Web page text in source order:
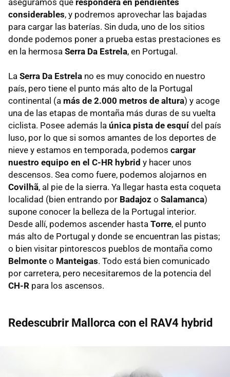
aseguramos que responderá en pendientes
considerables, y podremos aprovechar las bajadas
para cargar las baterías. Sin duda, uno de los sitios
donde podemos poner a prueba estas prestaciones es
en la hermosa Serra Da Estrela, en Portugal.
La Serra Da Estrela no es muy conocido en nuestro
país, pero tiene el punto más alto de la Portugal
continental (a más de 2.000 metros de altura) y acoge
una de las etapas de montaña más duras de su vuelta
ciclista. Posee además la única pista de esquí del país
luso, por lo que si somos amantes de los deportes de
nieve y estamos en temporada, podemos cargar
nuestro equipo en el C-HR hybrid y hacer unos
descensos. Sea como fuere, podemos alojarnos en
Covilhã, al pie de la sierra. Ya llegar hasta esta coqueta
localidad (bien entrando por Badajoz o Salamanca)
supone conocer la belleza de la Portugal interior.
Desde allí, podemos ascender hasta Torre, el punto
más alto de Portugal y donde se encuentran las pistas;
o bien visitar pintorescos pueblos de montaña como
Belmonte o Manteigas. Todo está bien comunicado
por carretera, pero necesitaremos de la potencia del
CH-R para los ascensos.
Redescubrir Mallorca con el RAV4 hybrid